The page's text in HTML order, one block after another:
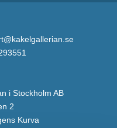
i Stockholm AB
2
Kurva